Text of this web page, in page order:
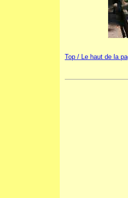
Top / Le haut de la